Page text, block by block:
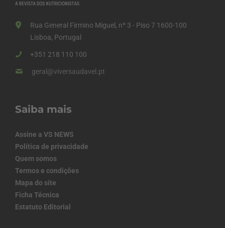
Rua General Firmino Miguel, nº 3 - Piso 7 1600-100
Lisboa, Portugal
+351 218 110 100
geral@viversaudavel.pt
Saiba mais
Assine a VS NEWS
Política de privacidade
Quem somos
Termos e condições
Mapa do site
Ficha Técnica
Estatuto Editorial